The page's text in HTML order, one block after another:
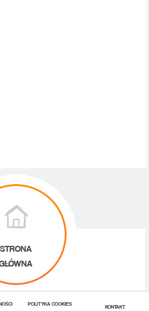
STRONA
POLITYKA COOKIES KONTAKT